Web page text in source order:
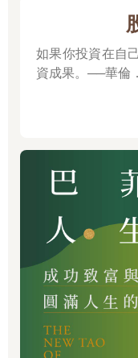
食對方的心理能量。遇
而不是在糾纏中度過一
最後，我希望你學會精
需求。如果一個人缺乏
虛，他需要被理解和支
得緊張不安、焦慮迷茫
順著這樣的邏輯去讀懂
接得住對方的情緒。
要知道，高情緒價值者
供者，能夠用健康的方
的生活方式，不斷提升
當你能做到這些時，關
舉你。而你，無論是否
2024.2.14
註1. 不僅僅指物質，還
如果你投資在自
資成果。──華倫